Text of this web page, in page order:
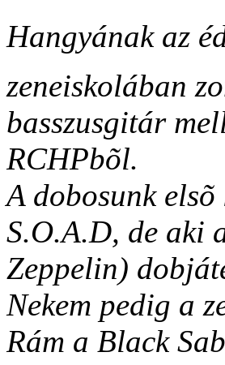
Hangyának az
zeneiskolában
basszusgitár
RCHPbõl.
A dobosunk
S.O.A.D, de aki
Zeppelin)
Nekem pedig a
Rám a Black